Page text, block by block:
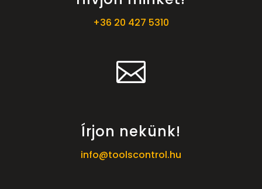
+36 20 427 5310

Írjon nekünk!
info@toolscontrol.hu